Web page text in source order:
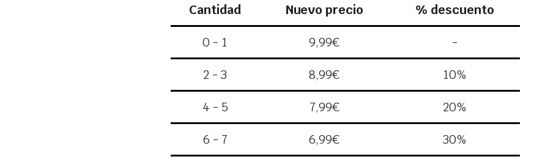
Cantidad Nuevo precio % descuento
0 - 1 9,99€ -
2 - 3 8,99€ 10%
4 - 5 7,99€ 20%
6 - 7 6,99€ 30%